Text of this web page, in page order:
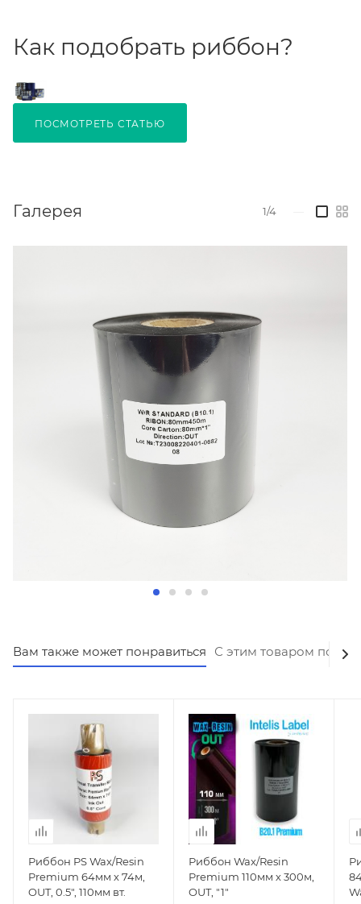
Как подобрать риббон?
ПОСМОТРЕТЬ СТАТЬЮ
Галерея 1/4
Вам также может понравиться С этим товаром
Риббон PS Wax/Resin
Premium 64мм х 74м,
OUT, 0.5", 110мм вт.
Риббон Wax/Resin
Premium 110мм х 300м,
OUT, "1"